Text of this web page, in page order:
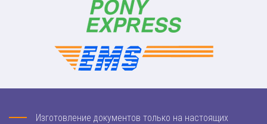
Изготовление документов только на настоящих